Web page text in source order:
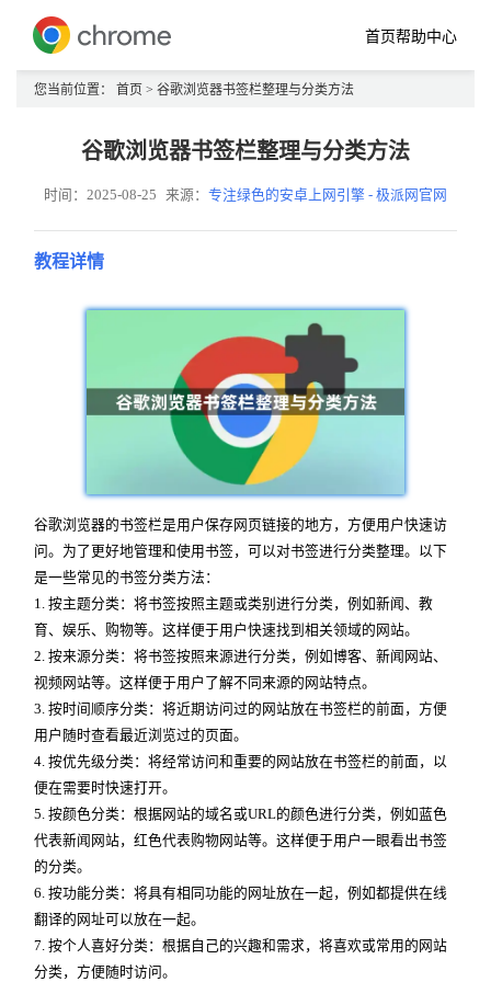
首页帮助中心
您当前位置： 首页 > 谷歌浏览器书签栏整理与分类方法
谷歌浏览器书签栏整理与分类方法
时间：2025-08-25 来源：专注绿色的安卓上网引擎 - 极派网官网
教程详情
谷歌浏览器的书签栏是用户保存网页链接的地方，方便用户快速访
问。为了更好地管理和使用书签，可以对书签进行分类整理。以下
是一些常见的书签分类方法：
1. 按主题分类：将书签按照主题或类别进行分类，例如新闻、教
育、娱乐、购物等。这样便于用户快速找到相关领域的网站。
2. 按来源分类：将书签按照来源进行分类，例如博客、新闻网站、
视频网站等。这样便于用户了解不同来源的网站特点。
3. 按时间顺序分类：将近期访问过的网站放在书签栏的前面，方便
用户随时查看最近浏览过的页面。
4. 按优先级分类：将经常访问和重要的网站放在书签栏的前面，以
便在需要时快速打开。
5. 按颜色分类：根据网站的域名或URL的颜色进行分类，例如蓝色
代表新闻网站，红色代表购物网站等。这样便于用户一眼看出书签
的分类。
6. 按功能分类：将具有相同功能的网址放在一起，例如都提供在线
翻译的网址可以放在一起。
7. 按个人喜好分类：根据自己的兴趣和需求，将喜欢或常用的网站
分类，方便随时访问。